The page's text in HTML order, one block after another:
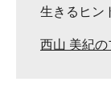
生きるヒン
西山 美紀